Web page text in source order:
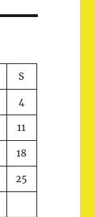
S
4
11
18
25